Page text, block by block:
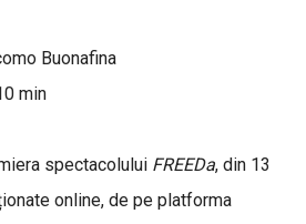
Buonafina
min
spectacolului FREEDa, din 13
online, de pe platforma